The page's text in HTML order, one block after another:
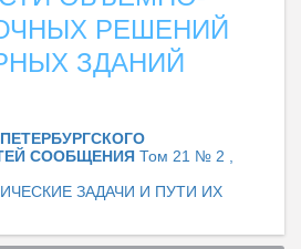
РЕШЕНИЙ
ЗДАНИЙ
СООБЩЕНИЯ Том 21 № 2 ,
ЗАДАЧИ И ПУТИ ИХ